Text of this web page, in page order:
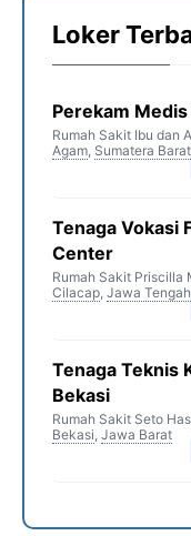
Loker
Perekam Medis
Rumah Sakit Ibu dan
Agam, Sumatera Barat
Tenaga Vokasi
Center
Rumah Sakit Priscilla
Cilacap, Jawa Tengah
Tenaga Teknis
Bekasi
Rumah Sakit Seto
Bekasi, Jawa Barat